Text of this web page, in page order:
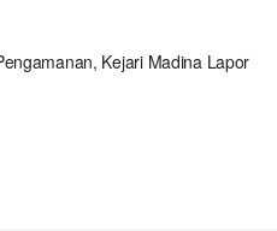
Kejari Madina Lapor